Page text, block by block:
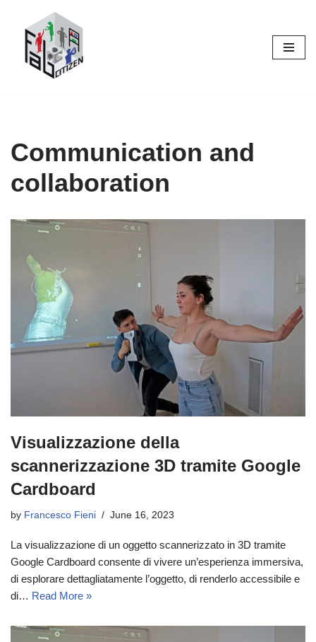
Skip
content
Communication and
collaboration
Visualizzazione della
scannerizzazione 3D tramite Google
Cardboard
by Francesco Fieni June 16, 2023
La visualizzazione di un oggetto scannerizzato in 3D tramite
Google Cardboard consente di vivere un’esperienza immersiva,
di esplorare dettagliatamente l’oggetto, di renderlo accessibile e
di… Read More »